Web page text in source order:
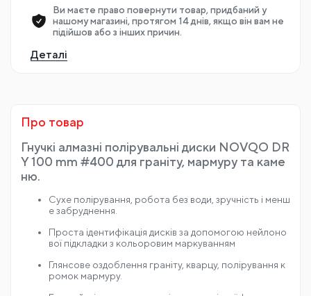
Готівкою при
Оплата на сайті
Google Pay, Apple
Ви маєте право повернути товар, придбаний у
нашому магазині, протягом 14 днів, якщо він вам не
підійшов або з інших причин.
Деталі
Про товар
Y 100 mm #400 для граніту, мармуру та каме